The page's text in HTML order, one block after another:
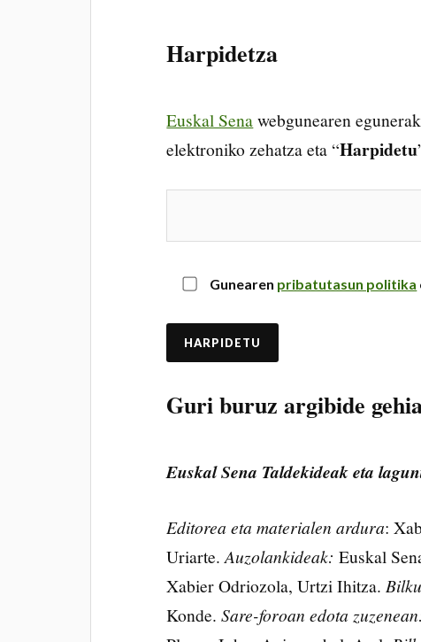
Harpidetza
Euskal Senawebgunearen
elektroniko zehatza eta “Harpidetu
Gunearen pribatutasun politika
Guri buruz argibide
Euskal Sena Taldekideak eta
Editorea eta materialen ardura:
Uriarte.Auzolankideak: Euskal
Xabier Odriozola, Urtzi Ihitza.
Konde.Sare-foroan edota